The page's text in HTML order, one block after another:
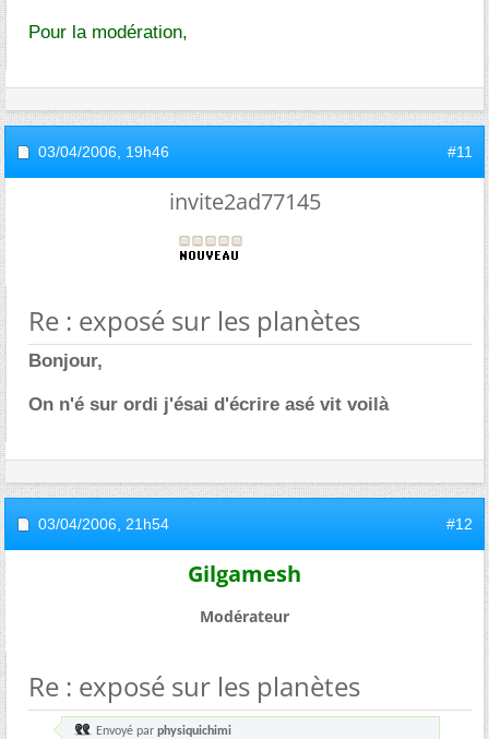
Pour la modération,
03/04/2006, 19h46 #11
invite2ad77145
Re : exposé sur les planètes
Bonjour,
On n'é sur ordi j'ésai d'écrire asé vit voilà
03/04/2006, 21h54 #12
Gilgamesh
Modérateur
Re : exposé sur les planètes
Envoyé par physiquichimi